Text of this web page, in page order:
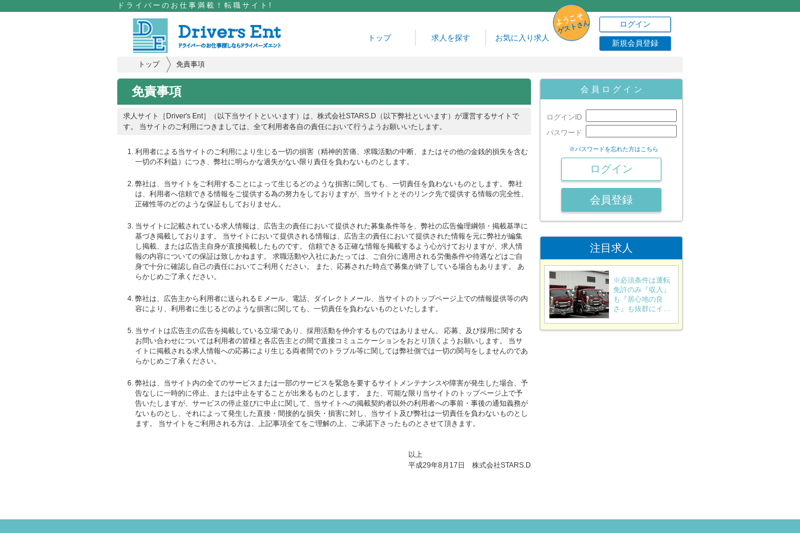
ドライバーのお仕事満載！転職サイト!
ようこそ
ゲストさん
トップ 求人を探す お気に入り求人
ログイン
新規会員登録
トップ 免責事項
免責事項
求人サイト［Driver's Ent］（以下当サイトといいます）は、株式会社STARS.D（以下弊社といいます）が運営するサイトで
す。 当サイトのご利用につきましては、全て利用者各自の責任において行うようお願いいたします。
利用者による当サイトのご利用により生じる一切の損害（精神的苦痛、求職活動の中断、またはその他の金銭的損失を含む
一切の不利益）につき、弊社に明らかな過失がない限り責任を負わないものとします。
弊社は、当サイトをご利用することによって生じるどのような損害に関しても、一切責任を負わないものとします。 弊社
は、利用者へ信頼できる情報をご提供する為の努力をしておりますが、当サイトとそのリンク先で提供する情報の完全性、
正確性等のどのような保証もしておりません。
当サイトに記載されている求人情報は、広告主の責任において提供された募集条件等を、弊社の広告倫理綱領・掲載基準に
基づき掲載しております。 当サイトにおいて提供される情報は、広告主の責任において提供された情報を元に弊社が編集
し掲載、または広告主自身が直接掲載したものです。 信頼できる正確な情報を掲載するよう心がけておりますが、求人情
報の内容についての保証は致しかねます。 求職活動や入社にあたっては、ご自分に適用される労働条件や待遇などはご自
身で十分に確認し自己の責任においてご利用ください。 また、応募された時点で募集が終了している場合もあります。 あ
らかじめご了承ください。
弊社は、広告主から利用者に送られるＥメール、電話、ダイレクトメール、当サイトのトップページ上での情報提供等の内
容により、利用者に生じるどのような損害に関しても、一切責任を負わないものといたします。
当サイトは広告主の広告を掲載している立場であり、採用活動を仲介するものではありません。 応募、及び採用に関する
お問い合わせについては利用者の皆様と各広告主との間で直接コミュニケーションをおとり頂くようお願いします。 当サ
イトに掲載される求人情報への応募により生じる両者間でのトラブル等に関しては弊社側では一切の関与をしませんのであ
らかじめご了承ください。
弊社は、当サイト内の全てのサービスまたは一部のサービスを緊急を要するサイトメンテナンスや障害が発生した場合、予
告なしに一時的に停止、または中止をすることが出来るものとします。 また、可能な限り当サイトのトップページ上で予
告いたしますが、サービスの停止並びに中止に関して、当サイトへの掲載契約者以外の利用者への事前・事後の通知義務が
ないものとし、それによって発生した直接・間接的な損失・損害に対し、当サイト及び弊社は一切責任を負わないものとし
ます。 当サイトをご利用される方は、上記事項全てをご理解の上、ご承諾下さったものとさせて頂きます。
以上
平成29年8月17日 株式会社STARS.D
会 員 ロ グ イ ン
ログインID
パスワード
※パスワードを忘れた方はこちら
会員登録
注目求人
※必須条件は運転
免許のみ『収入』
も『居心地の良
さ』も抜群にイ…